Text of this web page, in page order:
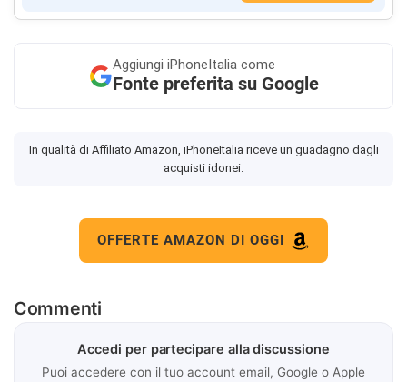
Aggiungi iPhoneItalia come
Fonte preferita su Google
In qualità di Affiliato Amazon, iPhoneItalia riceve un guadagno dagli
acquisti idonei.
OFFERTE AMAZON DI OGGI
Commenti
Accedi per partecipare alla discussione
Puoi accedere con il tuo account email, Google o Apple